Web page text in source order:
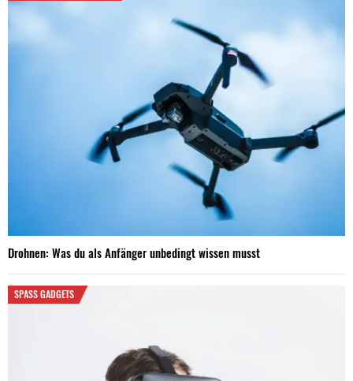
Drohnen: Was du als Anfänger unbedingt wissen musst
SPASS GADGETS